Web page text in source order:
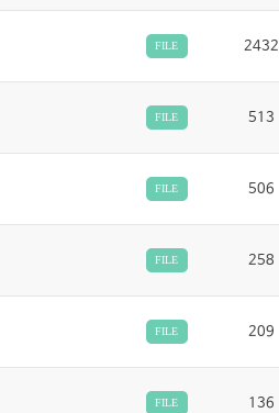
FILE 2432
FILE 513
FILE 506
FILE 258
FILE 209
FILE 136